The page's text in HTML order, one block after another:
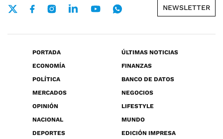
NEWSLETTER
PORTADA
ÚLTIMAS NOTICIAS
ECONOMÍA
FINANZAS
POLÍTICA
BANCO DE DATOS
MERCADOS
NEGOCIOS
OPINIÓN
LIFESTYLE
NACIONAL
MUNDO
DEPORTES
EDICIÓN IMPRESA